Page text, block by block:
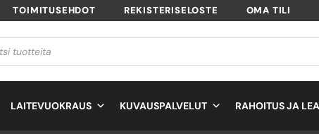
TOIMITUSEHDOT REKISTERISELOSTE OMA TILI
LAITEVUOKRAUS KUVAUSPALVELUT RAHOITUS JA